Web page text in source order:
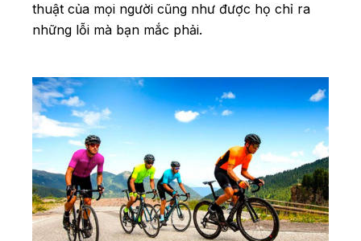
thuật của mọi người cũng như được họ chỉ ra
những lỗi mà bạn mắc phải.